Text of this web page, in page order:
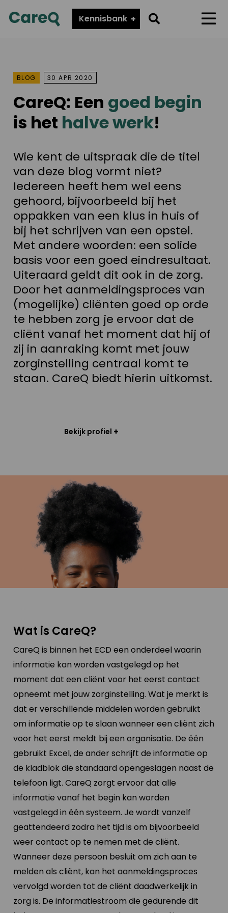
CareQ
Kennisbank
Go
BLOG 30 APR 2020
CareQ: Een goed begin
is het halve werk!
Wie kent de uitspraak die de titel
van deze blog vormt niet?
Iedereen heeft hem wel eens
gehoord, bijvoorbeeld bij het
oppakken van een klus in huis of
bij het schrijven van een opstel.
Met andere woorden: een solide
basis voor een goed eindresultaat.
Uiteraard geldt dit ook in de zorg.
Door het aanmeldingsproces van
(mogelijke) cliënten goed op orde
te hebben zorg je ervoor dat de
cliënt vanaf het moment dat hij of
zij in aanraking komt met jouw
zorginstelling centraal komt te
staan. CareQ biedt hierin uitkomst.
Bekijk profiel
Wat is CareQ?
CareQ is binnen het ECD een onderdeel waarin
informatie kan worden vastgelegd op het
moment dat een cliënt voor het eerst contact
opneemt met jouw zorginstelling. Wat je merkt is
dat er verschillende middelen worden gebruikt
om informatie op te slaan wanneer een cliënt zich
voor het eerst meldt bij een organisatie. De één
gebruikt Excel, de ander schrijft de informatie op
de kladblok die standaard opengeslagen naast de
telefoon ligt. CareQ zorgt ervoor dat alle
informatie vanaf het begin kan worden
vastgelegd in één systeem. Je wordt vanzelf
geattendeerd zodra het tijd is om bijvoorbeeld
weer contact op te nemen met de cliënt.
Wanneer deze persoon besluit om zich aan te
melden als cliënt, kan het aanmeldingsproces
vervolgd worden tot de cliënt daadwerkelijk in
zorg is. De informatiestroom die gedurende dit